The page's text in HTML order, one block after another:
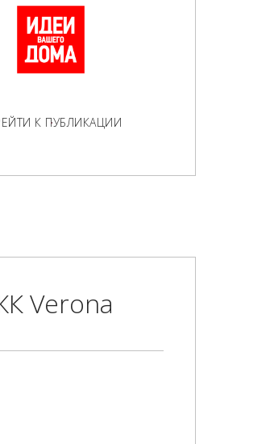
К ПУБЛИКАЦИИ
Verona